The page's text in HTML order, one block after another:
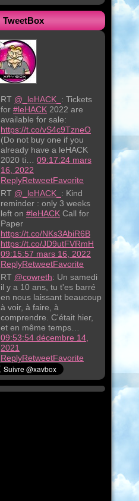
TweetBox
RT @_leHACK_ : Tickets
for #leHACK 2022 are
available for sale:
https://t.co/vS4c9TzneO
(Do not buy one if you
already have a leHACK
2020 ti…
09:17:24 mars
16, 2022
ReplyRetweetFavorite
RT @_leHACK_ : Kind
reminder : only 3 weeks
left on #leHACK Call for
Paper
https://t.co/NKs3AbiR6B
https://t.co/JD9utFVRmH
09:15:57 mars 16, 2022
ReplyRetweetFavorite
RT @cowreth: Un samedi
il y a 10 ans, tu t'es barré
en nous laissant beaucoup
à voir, à faire, à
comprendre. C'était hier,
et en même temps…
09:53:54 décembre 14,
2021
ReplyRetweetFavorite